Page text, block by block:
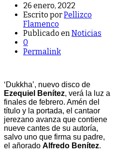
26 enero, 2022
Escrito porPellizco
Flamenco
Publicado en Noticias
0
Permalink
‘Dukkha’, nuevo disco de
Ezequiel Benítez, verá la luz a
finales de febrero. Amén del
título y la portada, el cantaor
jerezano avanza que contiene
nueve cantes de su autoría,
salvo uno que firma su padre,
el añorado Alfredo Benítez.